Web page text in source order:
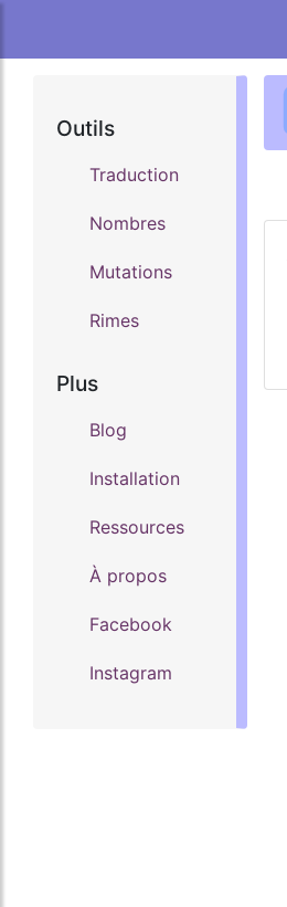
Outils
Traduction
Nombres
Mutations
Rimes
Plus
Blog
Installation
Ressources
À propos
Facebook
Instagram